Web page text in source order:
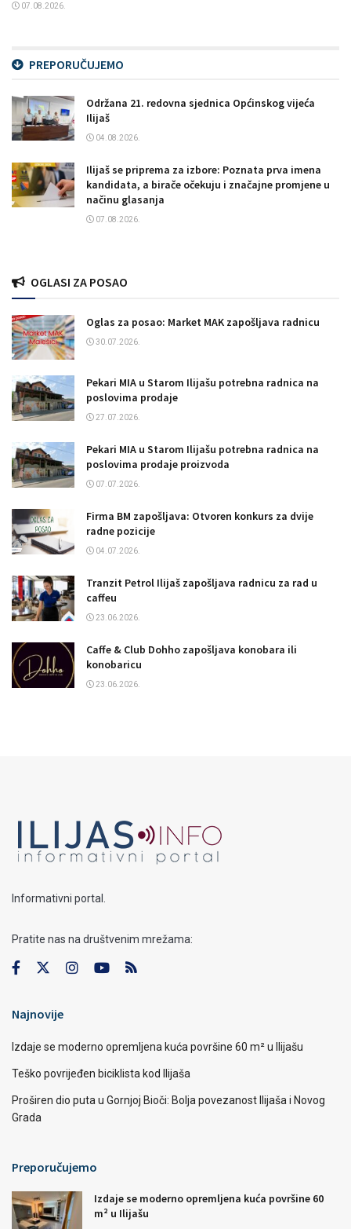
07.08.2026.
PREPORUČUJEMO
Održana 21. redovna sjednica Općinskog vijeća
Ilijaš
04.08.2026.
Ilijaš se priprema za izbore: Poznata prva imena
kandidata, a birače očekuju i značajne promjene u
načinu glasanja
07.08.2026.
OGLASI ZA POSAO
Oglas za posao: Market MAK zapošljava radnicu
30.07.2026.
Pekari MIA u Starom Ilijašu potrebna radnica na
poslovima prodaje
27.07.2026.
Pekari MIA u Starom Ilijašu potrebna radnica na
poslovima prodaje proizvoda
07.07.2026.
Firma BM zapošljava: Otvoren konkurs za dvije
radne pozicije
04.07.2026.
Tranzit Petrol Ilijaš zapošljava radnicu za rad u
caffeu
23.06.2026.
Caffe & Club Dohho zapošljava konobara ili
konobaricu
23.06.2026.
Informativni portal.
Pratite nas na društvenim mrežama:
Najnovije
Izdaje se moderno opremljena kuća površine 60 m² u Ilijašu
Teško povrijeđen biciklista kod Ilijaša
Proširen dio puta u Gornjoj Bioči: Bolja povezanost Ilijaša i Novog
Grada
Preporučujemo
Izdaje se moderno opremljena kuća površine 60
m² u Ilijašu